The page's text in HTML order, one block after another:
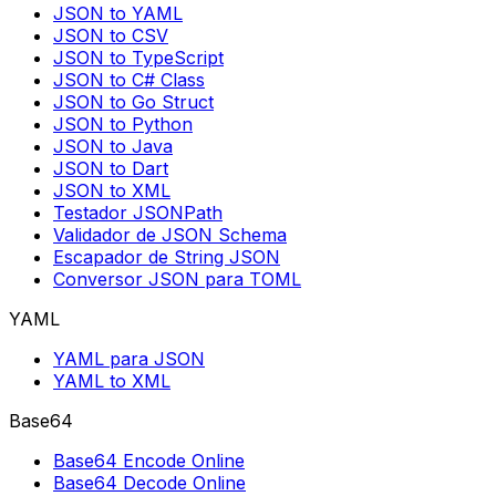
JSON to YAML
JSON to CSV
JSON to TypeScript
JSON to C# Class
JSON to Go Struct
JSON to Python
JSON to Java
JSON to Dart
JSON to XML
Testador JSONPath
Validador de JSON Schema
Escapador de String JSON
Conversor JSON para TOML
YAML
YAML para JSON
YAML to XML
Base64
Base64 Encode Online
Base64 Decode Online